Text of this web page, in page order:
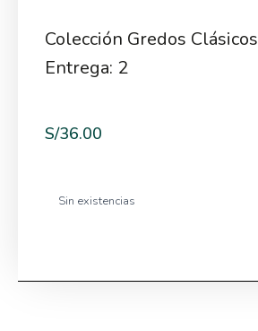
Colección Gredos Clásicos
Entrega: 2
S/36.00
Sin existencias